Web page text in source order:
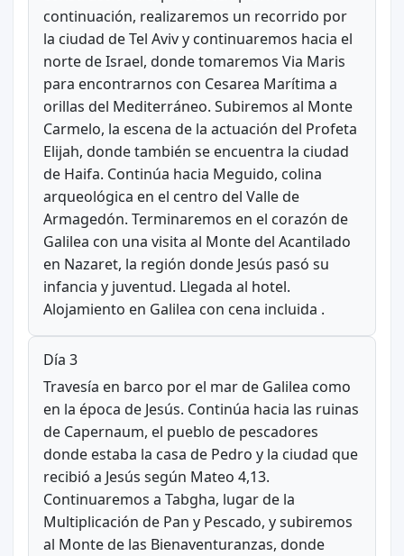
continuación, realizaremos un recorrido por
la ciudad de Tel Aviv y continuaremos hacia el
norte de Israel, donde tomaremos Via Maris
para encontrarnos con Cesarea Marítima a
orillas del Mediterráneo. Subiremos al Monte
Carmelo, la escena de la actuación del Profeta
Elijah, donde también se encuentra la ciudad
de Haifa. Continúa hacia Meguido, colina
arqueológica en el centro del Valle de
Armagedón. Terminaremos en el corazón de
Galilea con una visita al Monte del Acantilado
en Nazaret, la región donde Jesús pasó su
infancia y juventud. Llegada al hotel.
Alojamiento en Galilea con cena incluida .
Día 3
Travesía en barco por el mar de Galilea como
en la época de Jesús. Continúa hacia las ruinas
de Capernaum, el pueblo de pescadores
donde estaba la casa de Pedro y la ciudad que
recibió a Jesús según Mateo 4,13.
Continuaremos a Tabgha, lugar de la
Multiplicación de Pan y Pescado, y subiremos
al Monte de las Bienaventuranzas, donde